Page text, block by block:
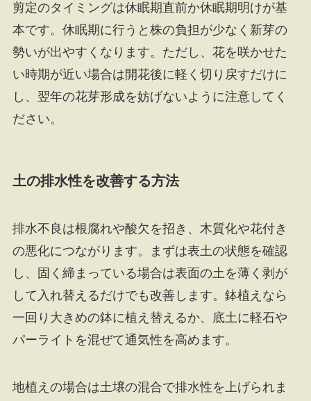
剪定のタイミングは休眠期直前か休眠期明けが基
本です。休眠期に行うと株の負担が少なく新芽の
勢いが出やすくなります。ただし、花を咲かせた
い時期が近い場合は開花後に軽く切り戻すだけに
し、翌年の花芽形成を妨げないように注意してく
ださい。
土の排水性を改善する方法
排水不良は根腐れや酸欠を招き、木質化や花付き
の悪化につながります。まずは表土の状態を確認
し、固く締まっている場合は表面の土を薄く剥が
して入れ替えるだけでも改善します。鉢植えなら
一回り大きめの鉢に植え替えるか、底土に軽石や
パーライトを混ぜて通気性を高めます。
地植えの場合は土壌の混合で排水性を上げられま